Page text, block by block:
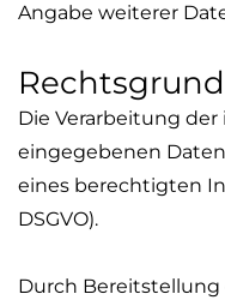
Angabe weiterer
Die Verarbeitung
eingegebenen
eines berechtigten
DSGVO).
Durch